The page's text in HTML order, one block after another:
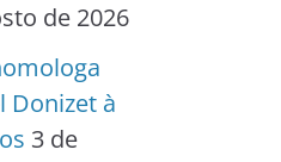
de 2026
Donizet à
3 de